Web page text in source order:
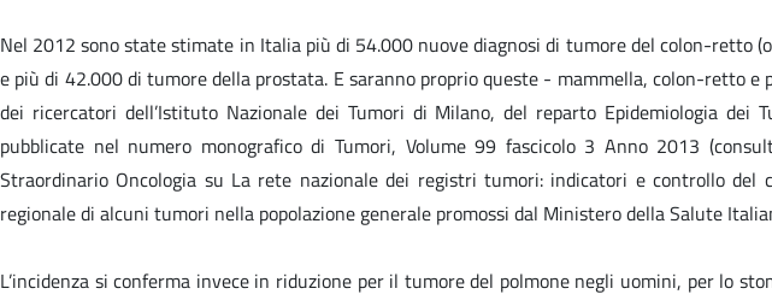
Nel 2012 sono state stimate in Italia più di 54.000 nuove diagnosi di tumore del colon-
e più di 42.000 di tumore della prostata. E saranno proprio queste - mammella, colon-retto
dei ricercatori dell’Istituto Nazionale dei Tumori di Milano, del reparto Epidemiologia dei
pubblicate nel numero monografico di Tumori, Volume 99 fascicolo 3 Anno 2013
Straordinario Oncologia su La rete nazionale dei registri tumori: indicatori e controllo del
regionale di alcuni tumori nella popolazione generale promossi dal Ministero della Salute
L’incidenza si conferma invece in riduzione per il tumore del polmone negli uomini, per lo